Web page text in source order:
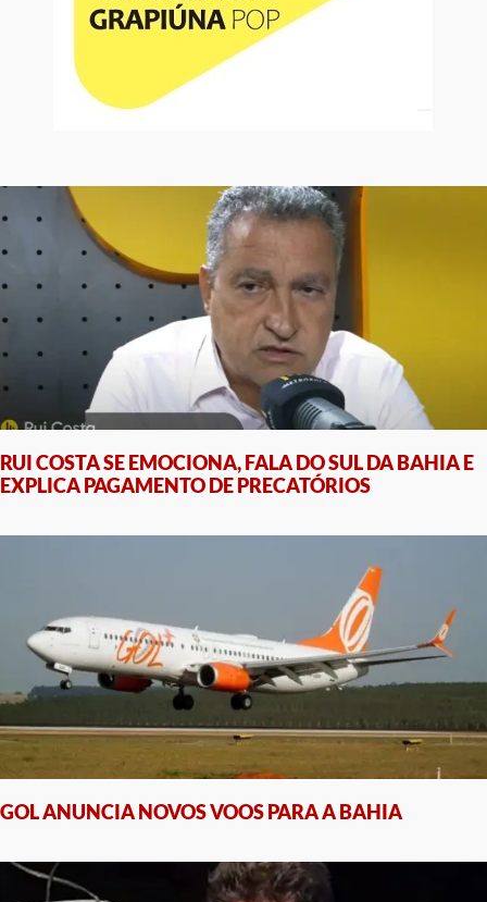
RUI COSTA SE EMOCIONA, FALA DO SUL DA BAHIA E
EXPLICA PAGAMENTO DE PRECATÓRIOS
GOL ANUNCIA NOVOS VOOS PARA A BAHIA